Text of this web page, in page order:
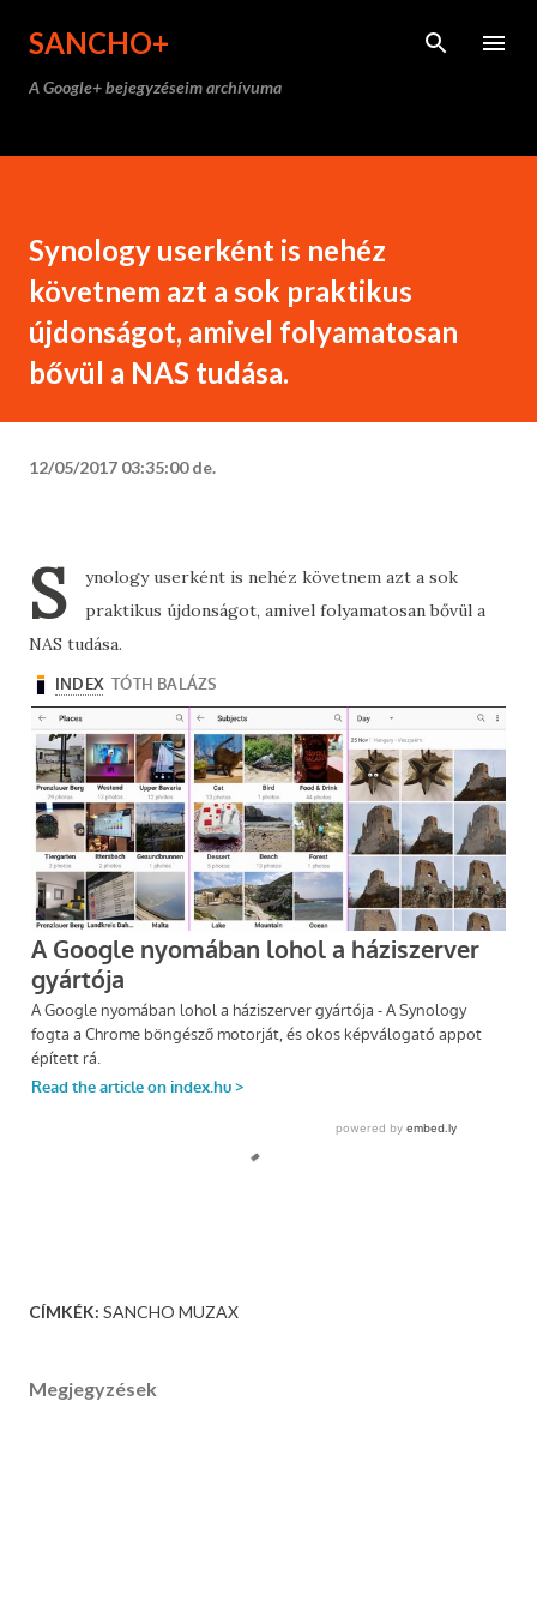
SANCHO+
A Google+ bejegyzéseim archívuma
Synology userként is nehéz
követnem azt a sok praktikus
újdonságot, amivel folyamatosan
bővül a NAS tudása.
12/05/2017 03:35:00 de.
S
ynology userként is nehéz követnem azt a sok
praktikus újdonságot, amivel folyamatosan bővül a
NAS tudása.
CÍMKÉK: SANCHO MUZAX
Megjegyzések